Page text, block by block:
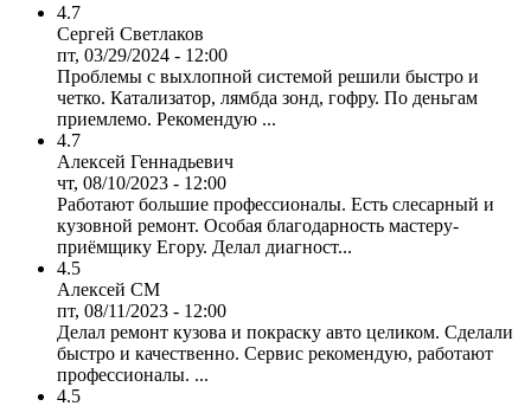
4.7
Сергей Светлаков
пт, 03/29/2024 - 12:00
Проблемы с выхлопной системой решили быстро и
четко. Катализатор, лямбда зонд, гофру. По деньгам
приемлемо. Рекомендую ...
4.7
Алексей Геннадьевич
чт, 08/10/2023 - 12:00
Работают большие профессионалы. Есть слесарный и
кузовной ремонт. Особая благодарность мастеру-
приёмщику Егору. Делал диагност...
4.5
Алексей СМ
пт, 08/11/2023 - 12:00
Делал ремонт кузова и покраску авто целиком. Сделали
быстро и качественно. Сервис рекомендую, работают
профессионалы. ...
4.5